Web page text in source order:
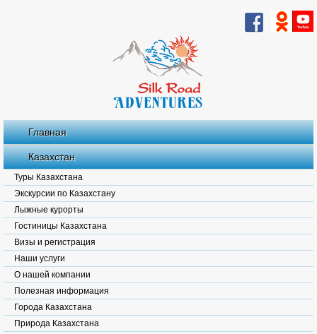
Главная
Казахстан
Туры Казахстана
Экскурсии по Казахстану
Лыжные курорты
Гостиницы Казахстана
Визы и регистрация
Наши услуги
О нашей компании
Полезная информация
Города Казахстана
Природа Казахстана